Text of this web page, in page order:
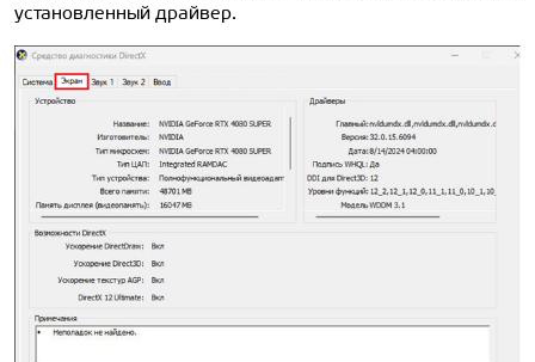
установленный драйвер.